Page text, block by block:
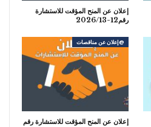
إعلان عن المنح المؤقت للاستشارة
رقم12-2026/13
@إعلان عن مناقصات
إعلان عن المنح المؤقت للاستشارة رقم